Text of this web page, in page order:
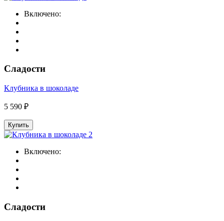
Включено:
Сладости
Клубника в шоколаде
5 590 ₽
Купить
Включено:
Сладости